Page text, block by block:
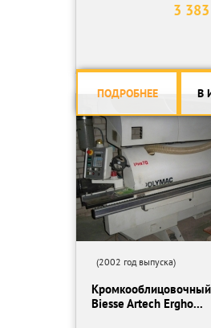
3
ПОДРОБНЕЕ В
(2002 год выпуска)
Кромкооблицовочный
Biesse Artech Ergho...